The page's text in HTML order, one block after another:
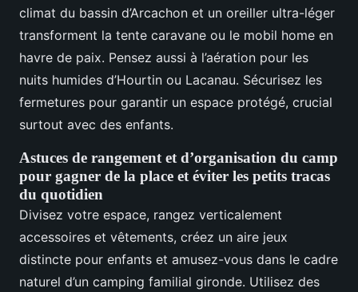
climat du bassin d’Arcachon et un oreiller ultra-léger
transforment la tente caravane ou le mobil home en
havre de paix. Pensez aussi à l’aération pour les
nuits humides d’Hourtin ou Lacanau. Sécurisez les
fermetures pour garantir un espace protégé, crucial
surtout avec des enfants.
Astuces de rangement et d’organisation du camp
pour gagner de la place et éviter les petits tracas
du quotidien
Divisez votre espace, rangez verticalement
accessoires et vêtements, créez un aire jeux
distincte pour enfants et amusez-vous dans le cadre
naturel d’un camping familial gironde. Utilisez des